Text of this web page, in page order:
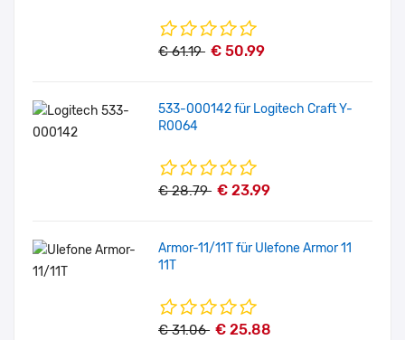
€ 61.19 € 50.99
533-000142 für Logitech Craft Y-
R0064
€ 28.79 € 23.99
Armor-11/11T für Ulefone Armor 11
11T
€ 31.06 € 25.88